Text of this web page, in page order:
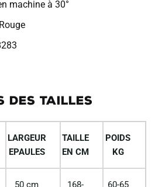
machine à 30°
DES TAILLES
LARGEUR
EPAULES
TAILLE
EN CM
POIDS
KG
50 cm
168-
60-65